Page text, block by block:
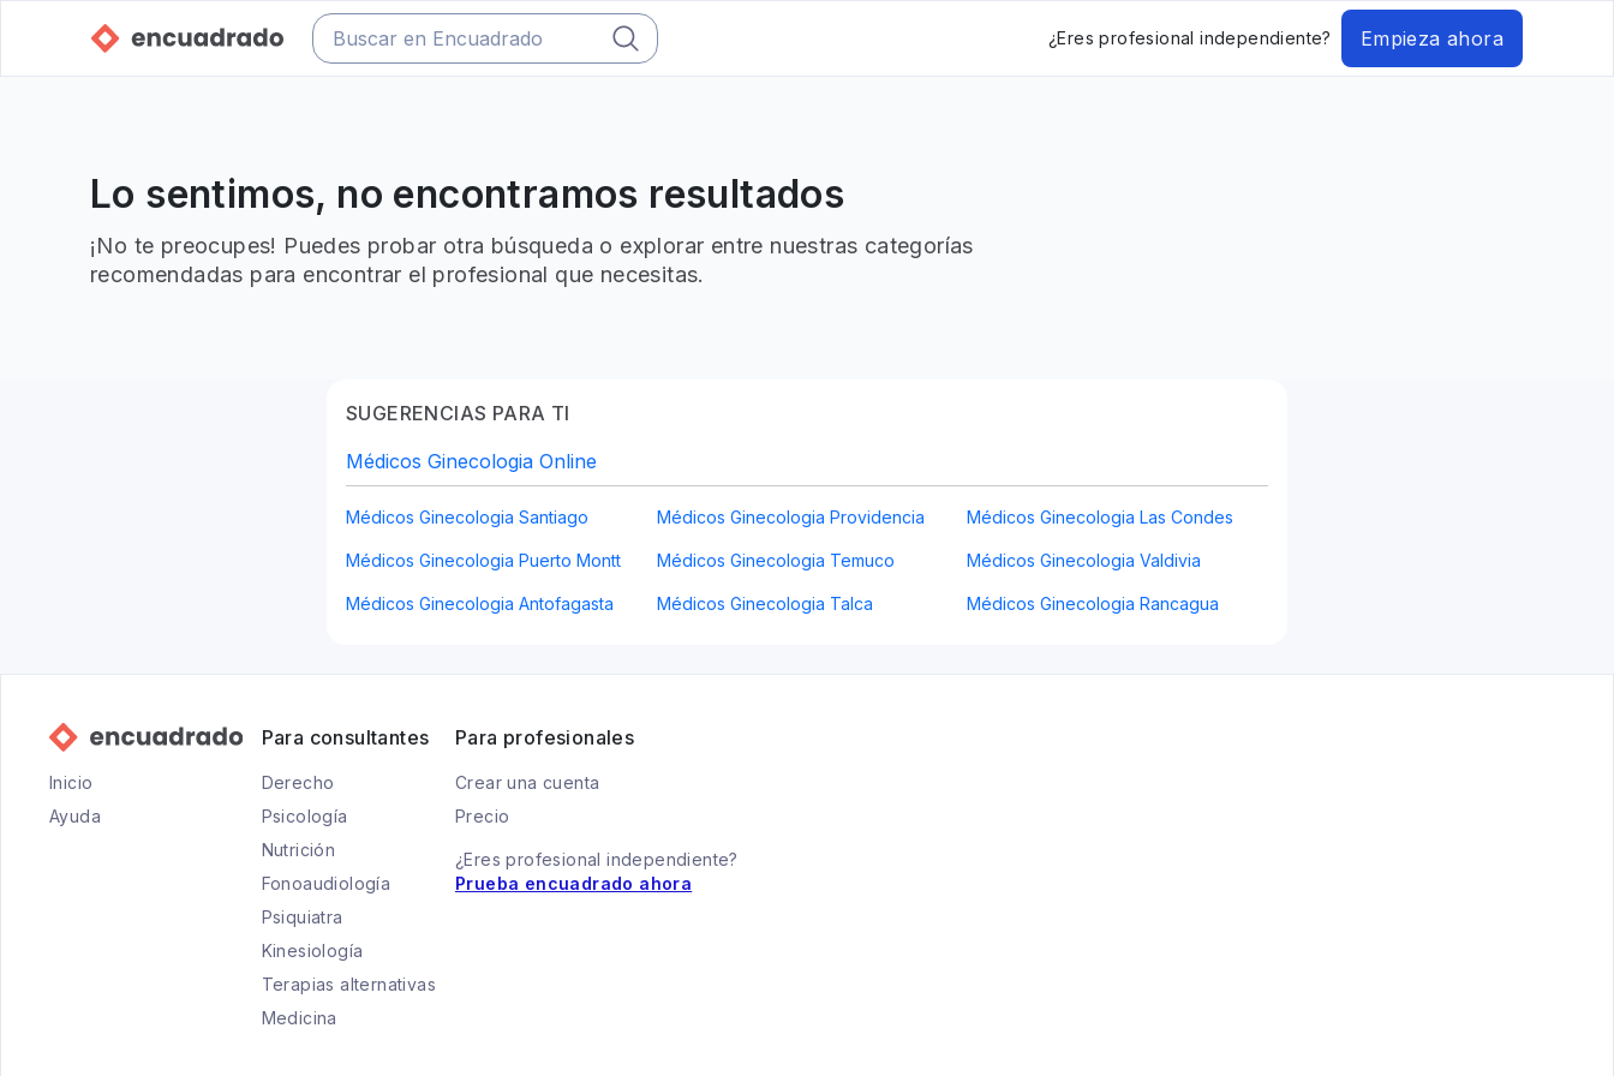
¿Eres profesional independiente? Empieza ahora
Lo sentimos, no encontramos resultados
¡No te preocupes! Puedes probar otra búsqueda o explorar entre nuestras categorías
recomendadas para encontrar el profesional que necesitas.
SUGERENCIAS PARA TI
Médicos Ginecologia Online
Médicos Ginecologia Santiago Médicos Ginecologia Providencia Médicos Ginecologia Las Condes
Médicos Ginecologia Puerto Montt Médicos Ginecologia Temuco Médicos Ginecologia Valdivia
Médicos Ginecologia Antofagasta Médicos Ginecologia Talca Médicos Ginecologia Rancagua
Inicio
Ayuda
Para consultantes
Derecho
Psicología
Nutrición
Fonoaudiología
Psiquiatra
Kinesiología
Terapias alternativas
Medicina
Para profesionales
Crear una cuenta
Precio
¿Eres profesional independiente?
Prueba encuadrado ahora